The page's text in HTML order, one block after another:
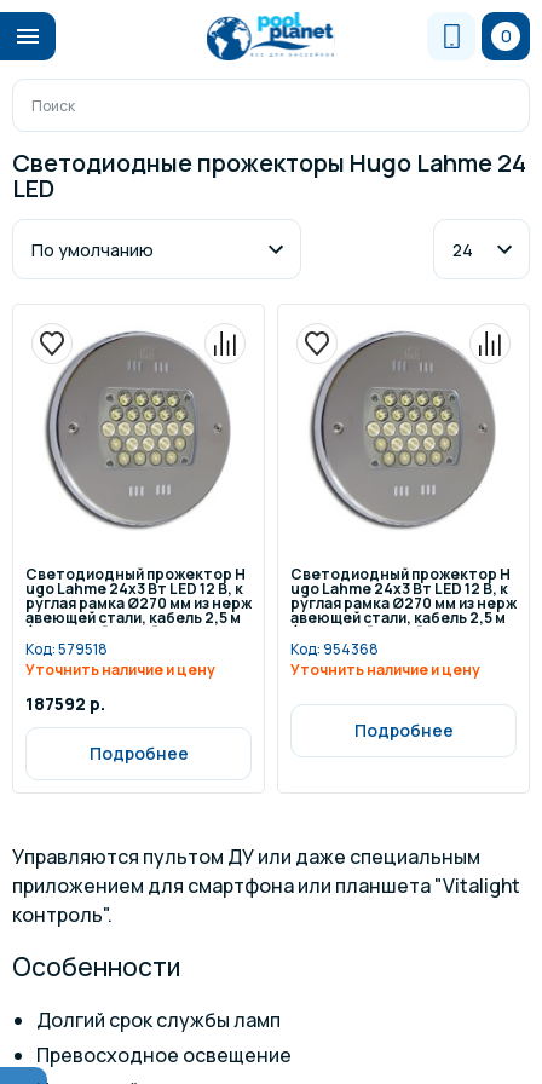
0
Светодиодные прожекторы Hugo Lahme 24
LED
Светодиодный прожектор H
ugo Lahme 24х3 Вт LED 12 В, к
руглая рамка Ø270 мм из нерж
авеющей стали, кабель 2,5 м
(холодный белый, 8208 люме
н)
Код:579518
Уточнить наличие и цену
187592 р.
Подробнее
Светодиодный прожектор H
ugo Lahme 24х3 Вт LED 12 В, к
руглая рамка Ø270 мм из нерж
авеющей стали, кабель 2,5 м
(холодный белый, 8208 люме
н)
Код:954368
Уточнить наличие и цену
Подробнее
Управляются пультом ДУ или даже специальным
приложением для смартфона или планшета "Vitalight
контроль".
Особенности
Долгий срок службы ламп
Превосходное освещение